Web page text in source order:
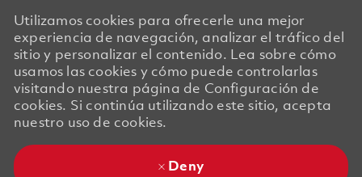
Utilizamos cookies para ofrecerle una mejor
experiencia de navegación, analizar el tráfico del
sitio y personalizar el contenido. Lea sobre cómo
usamos las cookies y cómo puede controlarlas
visitando nuestra página de Configuración de
cookies. Si continúa utilizando este sitio, acepta
nuestro uso de cookies.
Deny